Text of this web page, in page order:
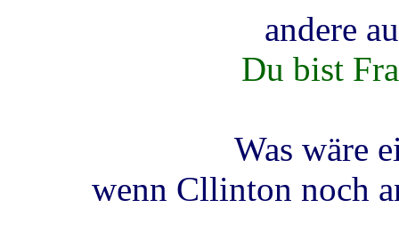
andere
Du bist
Was wäre
wenn Cllinton noch